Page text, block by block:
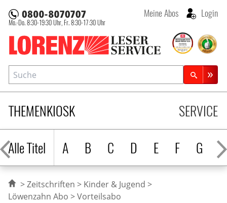
Lorenz Leserservice
Mo.-Do. 8:30-19:30 Uhr, Fr. 8:30-17:30 Uhr
Meine Abos Login
THEMENKIOSK
Alle Titel
A B C D E F G H
SERVICE
Suche
Zeitschriftensuche
Zeitschriften
Kinder & Jugend
Löwenzahn Abo
Vorteilsabo